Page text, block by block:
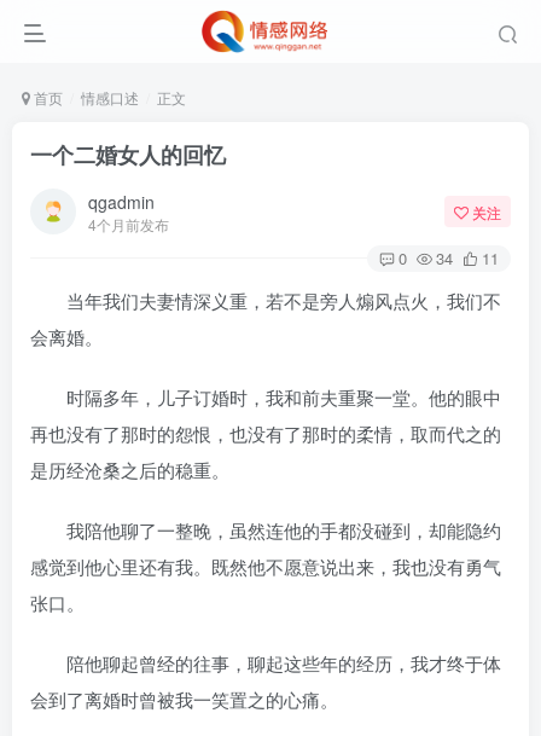
首页 情感口述 正文
一个二婚女人的回忆
qgadmin
4个月前发布
关注
0 34 11
当年我们夫妻情深义重，若不是旁人煽风点火，我们不
会离婚。
时隔多年，儿子订婚时，我和前夫重聚一堂。他的眼中
再也没有了那时的怨恨，也没有了那时的柔情，取而代之的
是历经沧桑之后的稳重。
我陪他聊了一整晚，虽然连他的手都没碰到，却能隐约
感觉到他心里还有我。既然他不愿意说出来，我也没有勇气
张口。
陪他聊起曾经的往事，聊起这些年的经历，我才终于体
会到了离婚时曾被我一笑置之的心痛。